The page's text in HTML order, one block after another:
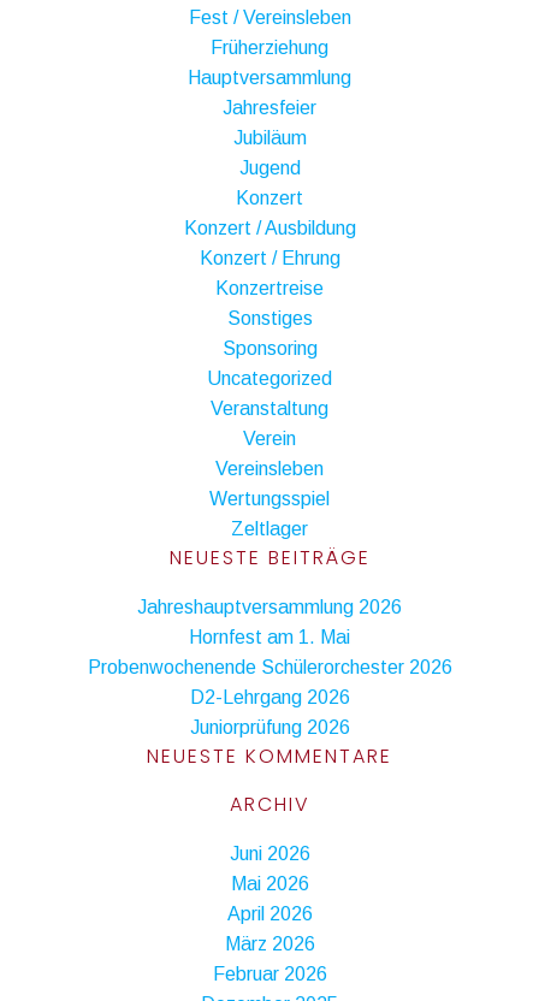
Fest / Vereinsleben
Früherziehung
Hauptversammlung
Jahresfeier
Jubiläum
Jugend
Konzert
Konzert / Ausbildung
Konzert / Ehrung
Konzertreise
Sonstiges
Sponsoring
Uncategorized
Veranstaltung
Verein
Vereinsleben
Wertungsspiel
Zeltlager
NEUESTE BEITRÄGE
Jahreshauptversammlung 2026
Hornfest am 1. Mai
Probenwochenende Schülerorchester 2026
D2-Lehrgang 2026
Juniorprüfung 2026
NEUESTE KOMMENTARE
ARCHIV
Juni 2026
Mai 2026
April 2026
März 2026
Februar 2026